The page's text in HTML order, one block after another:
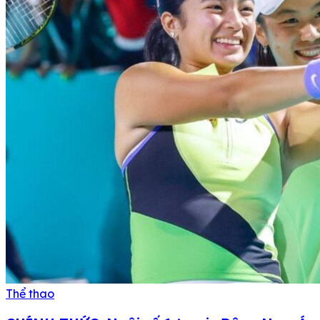
Thể thao